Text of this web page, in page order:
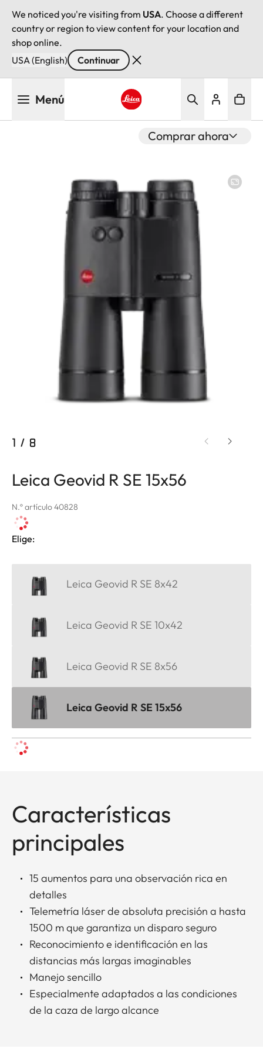
We noticed you're visiting from USA. Choose a different
country or region to view content for your location and
shop online.
USA (English)
Continuar
Menú
Comprar ahora
1 / 8
Leica Geovid R SE 15x56
N.º artículo 40828
Elige:
Leica Geovid R SE 8x42
Leica Geovid R SE 10x42
Leica Geovid R SE 8x56
Leica Geovid R SE 15x56
Características
principales
15 aumentos para una observación rica en
detalles
Telemetría láser de absoluta precisión a hasta
1500 m que garantiza un disparo seguro
Reconocimiento e identificación en las
distancias más largas imaginables
Manejo sencillo
Especialmente adaptados a las condiciones
de la caza de largo alcance